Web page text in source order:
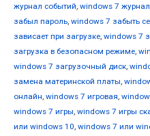
журнал событий, windows 7
забыл пароль, windows 7 забыть
зависает при загрузке, windows 7
загрузка в безопасном режиме,
windows 7 загрузочный диск,
замена материнской платы,
онлайн, windows 7 игровая,
windows 7 игры, windows 7 игры
или windows 10, windows 7 или